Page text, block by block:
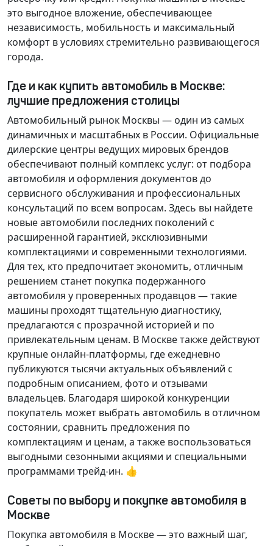
это выгодное вложение, обеспечивающее
независимость, мобильность и максимальный
комфорт в условиях стремительно развивающегося
города.
Где и как купить автомобиль в Москве:
лучшие предложения столицы
Автомобильный рынок Москвы — один из самых
динамичных и масштабных в России. Официальные
дилерские центры ведущих мировых брендов
обеспечивают полный комплекс услуг: от подбора
автомобиля и оформления документов до
сервисного обслуживания и профессиональных
консультаций по всем вопросам. Здесь вы найдете
новые автомобили последних поколений с
расширенной гарантией, эксклюзивными
комплектациями и современными технологиями.
Для тех, кто предпочитает экономить, отличным
решением станет покупка подержанного
автомобиля у проверенных продавцов — такие
машины проходят тщательную диагностику,
предлагаются с прозрачной историей и по
привлекательным ценам. В Москве также действуют
крупные онлайн-платформы, где ежедневно
публикуются тысячи актуальных объявлений с
подробным описанием, фото и отзывами
владельцев. Благодаря широкой конкуренции
покупатель может выбрать автомобиль в отличном
состоянии, сравнить предложения по
комплектациям и ценам, а также воспользоваться
выгодными сезонными акциями и специальными
программами трейд-ин. 👍
Советы по выбору и покупке автомобиля в
Москве
Покупка автомобиля в Москве — это важный шаг,